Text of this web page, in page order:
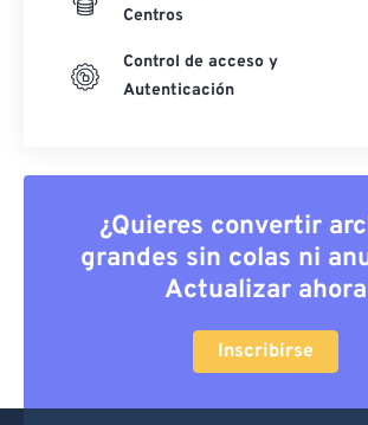
Centros
Control de acceso y
Autenticación
¿Quieres convertir
grandes sin colas ni
Actualizar ahora
Inscribirse